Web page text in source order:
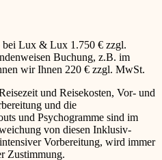
bei Lux & Lux 1.750 € zzgl.
Buchung, z.B. im
wir Ihnen 220 € zzgl. MwSt.
und Reisekosten, Vor- und
und die
und Psychogramme sind im
von diesen Inklusiv-
Vorbereitung, wird immer
Zustimmung.